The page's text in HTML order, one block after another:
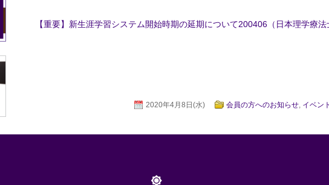
【重要】新生涯学習システム開始時期の延期について200406（日本理学療法
2020年4月8日(水) 会員の方へのお知らせ イベン